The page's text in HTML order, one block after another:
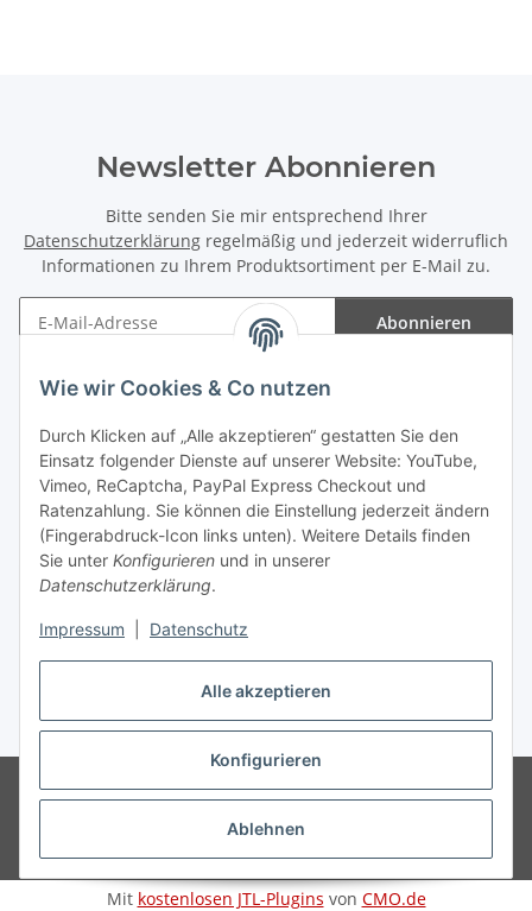
Alle akzeptieren
Konfigurieren
Ablehnen
Wie wir Cookies & Co nutzen
Durch Klicken auf „Alle akzeptieren“ gestatten Sie den
Einsatz folgender Dienste auf unserer Website: YouTube,
Vimeo, ReCaptcha, PayPal Express Checkout und
Ratenzahlung. Sie können die Einstellung jederzeit ändern
(Fingerabdruck-Icon links unten). Weitere Details finden
Sie unter Konfigurieren und in unserer
Datenschutzerklärung.
Impressum Datenschutz
Newsletter Abonnieren
Bitte senden Sie mir entsprechend Ihrer
Datenschutzerklärung regelmäßig und jederzeit widerruflich
Informationen zu Ihrem Produktsortiment per E-Mail zu.
Abonnieren
Gesetzliche Informationen
Vertrag widerrufen
* Gemäß §19 UStG wird keine Umsatzsteuer berechnet, zzgl.Versand
© Wohlgefühl für Körper & Seele by Sabine Werner Besucherzähler:
794730 Endpreis zzgl. Versandkosten, gemäß §19 UStG wird keine
Umsatzsteuer berechnet.
Mit kostenlosen JTL-Plugins von CMO.de